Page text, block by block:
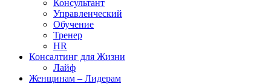
Консультант
Управленческий
Обучение
Тренер
HR
Консалтинг для Жизни
Лайф
Женщинам – Лидерам